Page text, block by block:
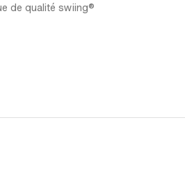
de qualité swiing®